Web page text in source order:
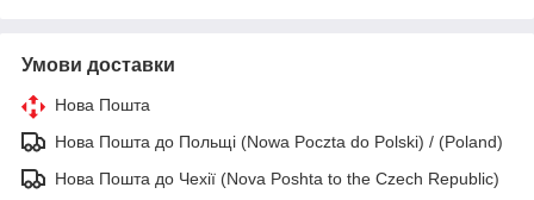
Умови доставки
Нова Пошта
Нова Пошта до Польщі (Nowa Poczta do Polski) / (Poland)
Нова Пошта до Чехії (Nova Poshta to the Czech Republic)